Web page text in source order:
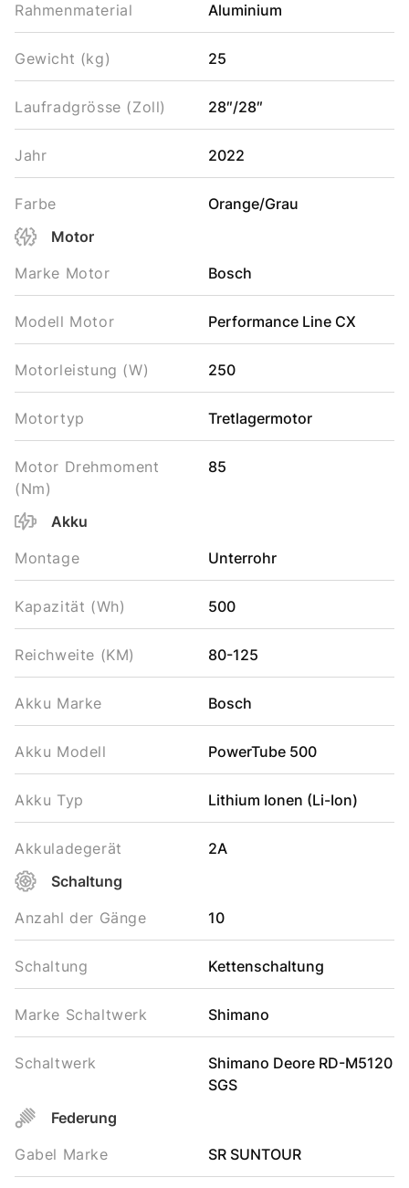
Rahmenmaterial Aluminium
Gewicht (kg) 25
Laufradgrösse (Zoll) 28″/28″
Jahr 2022
Farbe
Orange/Grau
Motor
Marke Motor
Bosch
Modell Motor Performance Line CX
Motorleistung (W) 250
Motortyp Tretlagermotor
Motor Drehmoment
(Nm)
85
Akku
Montage
Unterrohr
Kapazität (Wh) 500
Reichweite (KM) 80-125
Akku Marke Bosch
Akku Modell PowerTube 500
Akku Typ Lithium Ionen (Li-Ion)
Akkuladegerät
2A
Schaltung
Anzahl der Gänge
10
Schaltung Kettenschaltung
Marke Schaltwerk Shimano
Schaltwerk
Shimano Deore RD-M5120
SGS
Federung
Gabel Marke
SR SUNTOUR